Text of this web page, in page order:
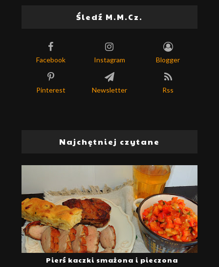
Śledź M.M.Cz.
Facebook Instagram Blogger
Pinterest Newsletter Rss
Najchętniej czytane
Pierś kaczki smażona i pieczona